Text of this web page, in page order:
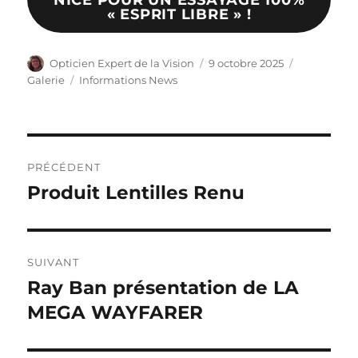
« ESPRIT LIBRE » !
Auteur
Opticien Expert de la Vision
Publié
9 octobre 2025
Galerie
Catégories
Informations News
de
PRÉCÉDENT
Publication
Produit Lentilles Renu
SUIVANT
Publication
suivante :
Ray Ban présentation de LA
MEGA WAYFARER